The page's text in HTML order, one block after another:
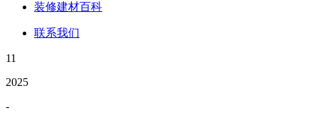
装修建材百科
联系我们
11
2025
-